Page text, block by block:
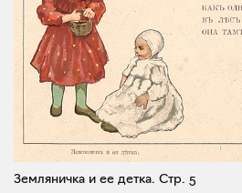
Земляничка и ее детка. Стр. 5